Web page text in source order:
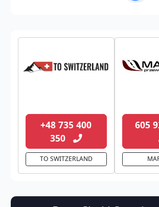
+48 735 400
350
TO SWITZERLAND
605